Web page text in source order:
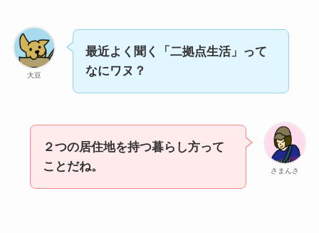
大豆
最近よく聞く「二拠点生活」って
なにワヌ？
さまんさ
２つの居住地を持つ暮らし方って
ことだね。